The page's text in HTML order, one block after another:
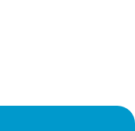
вентилятора